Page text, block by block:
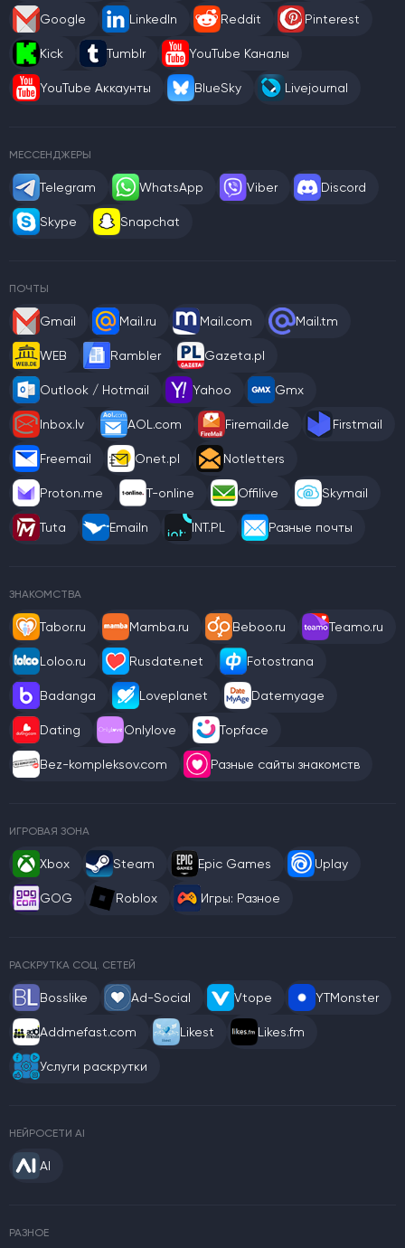
Google LinkedIn Reddit Pinterest
Kick Tumblr YouTube Каналы
YouTube Аккаунты BlueSky Livejournal
МЕССЕНДЖЕРЫ
Telegram WhatsApp Viber Discord
Skype Snapchat
ПОЧТЫ
Gmail Mail.ru Mail.com Mail.tm
WEB Rambler Gazeta.pl
Outlook / Hotmail Yahoo Gmx
Inbox.lv AOL.com Firemail.de Firstmail
Freemail Onet.pl Notletters
Proton.me T-online Offilive Skymail
Tuta Emailn INT.PL Разные почты
ЗНАКОМСТВА
Tabor.ru Mamba.ru Beboo.ru Teamo.ru
Loloo.ru Rusdate.net Fotostrana
Badanga Loveplanet Datemyage
Dating Onlylove Topface
Bez-kompleksov.com Разные сайты знакомств
ИГРОВАЯ ЗОНА
Xbox Steam Epic Games Uplay
GOG Roblox Игры: Разное
РАСКРУТКА СОЦ. СЕТЕЙ
Bosslike Ad-Social Vtope YTMonster
Addmefast.com Likest Likes.fm
Услуги раскрутки
НЕЙРОСЕТИ AI
AI
РАЗНОЕ